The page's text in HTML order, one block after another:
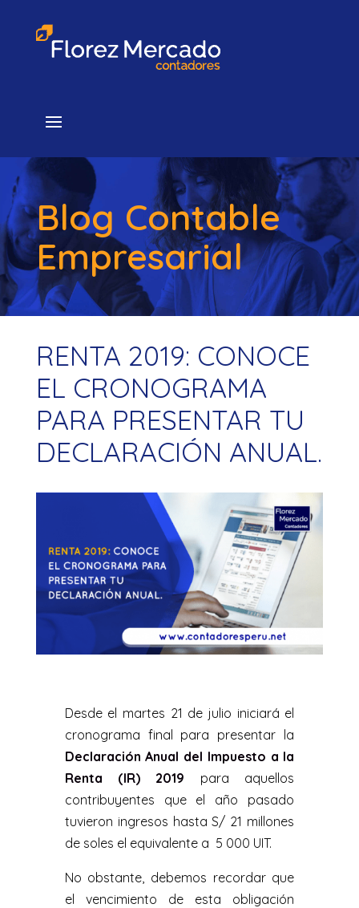
Blog Contable
Empresarial
RENTA 2019: CONOCE
EL CRONOGRAMA
PARA PRESENTAR TU
DECLARACIÓN ANUAL.
Desde el martes 21 de julio iniciará el
cronograma final para presentar la
Declaración Anual del Impuesto a la
Renta (IR) 2019 para aquellos
contribuyentes que el año pasado
tuvieron ingresos hasta S/ 21 millones
de soles el equivalente a 5 000 UIT.
No obstante, debemos recordar que
el vencimiento de esta obligación